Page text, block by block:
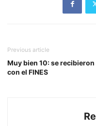
Previous article
Muy bien 10: se recibieron
con el FINES